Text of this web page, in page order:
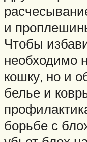
и
Чтобы
необходимо
кошку, но и
белье и
борьбе с